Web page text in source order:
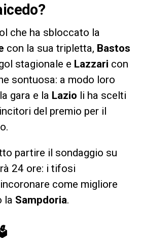
che ha sbloccato la
con la sua tripletta, Bastos
stagionale e Lazzari con
sontuosa: a modo loro
gara e la Lazio li ha scelti
del premio per il
partire il sondaggio su
24 ore: i tifosi
come migliore
la Sampdoria.